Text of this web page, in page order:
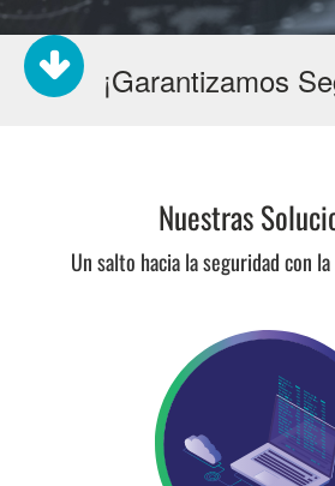
¡Garantizamos
Nuestras
Un salto hacia la seguridad con